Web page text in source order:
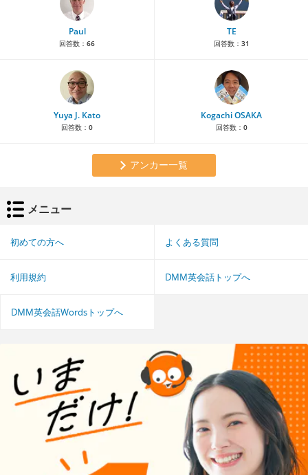
Paul
回答数： 66
TE
回答数： 31
Yuya J. Kato
回答数： 0
Kogachi OSAKA
回答数： 0
アンカー一覧
メニュー
初めての方へ よくある質問
利用規約 DMM英会話トップへ
DMM英会話Wordsトップへ